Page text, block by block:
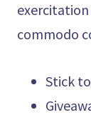
commodo
Stick